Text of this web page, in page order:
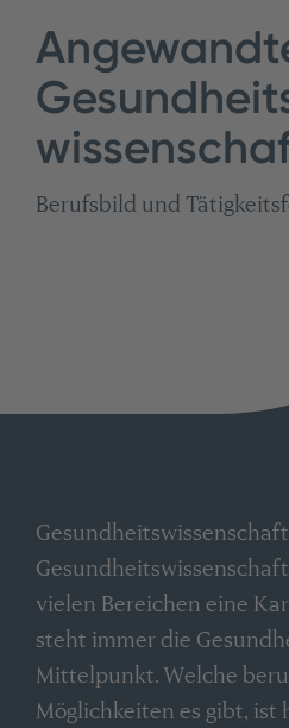
Berufsbild und
vielen Bereichen eine
steht immer die
Mittelpunkt. Welche
Möglichkeiten es gibt, ist